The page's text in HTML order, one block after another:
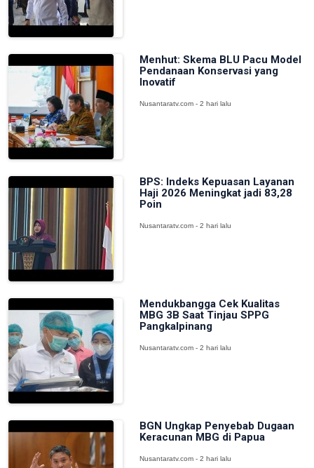
Menhut: Skema BLU Pacu Model
Pendanaan Konservasi yang
Inovatif
Nusantaratv.com - 2 hari lalu
BPS: Indeks Kepuasan Layanan
Haji 2026 Meningkat jadi 83,28
Poin
Nusantaratv.com - 2 hari lalu
Mendukbangga Cek Kualitas
MBG 3B Saat Tinjau SPPG
Pangkalpinang
Nusantaratv.com - 2 hari lalu
BGN Ungkap Penyebab Dugaan
Keracunan MBG di Papua
Nusantaratv.com - 2 hari lalu